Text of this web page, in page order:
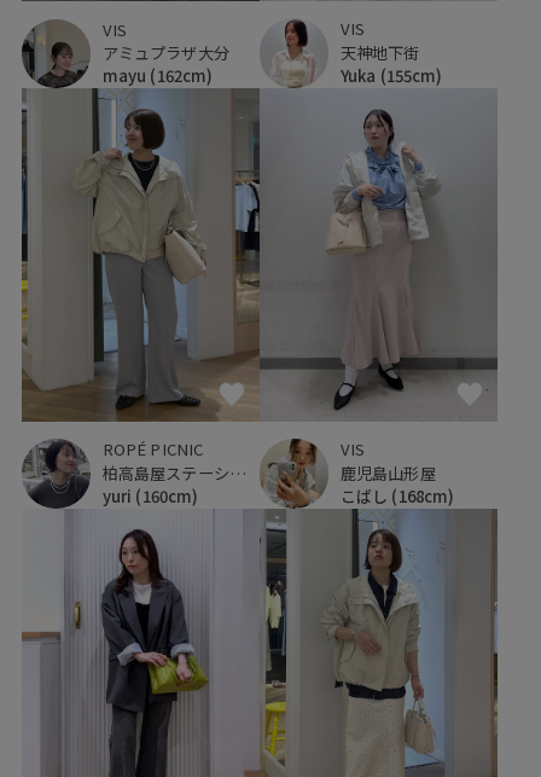
VIS
アミュプラザ大分
mayu (162cm)
VIS
天神地下街
Yuka (155cm)
ROPÉ PICNIC
柏高島屋ステーションモール
yuri (160cm)
VIS
鹿児島山形屋
こばし (168cm)